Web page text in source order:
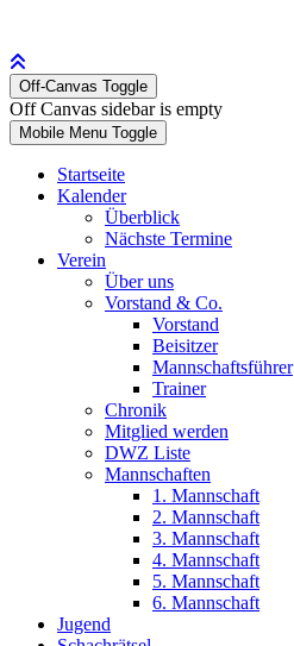
Off-Canvas Toggle
Off Canvas sidebar is empty
Mobile Menu Toggle
Startseite
Kalender
Überblick
Nächste Termine
Verein
Über uns
Vorstand & Co.
Vorstand
Beisitzer
Mannschaftsführer
Trainer
Chronik
Mitglied werden
DWZ Liste
Mannschaften
1. Mannschaft
2. Mannschaft
3. Mannschaft
4. Mannschaft
5. Mannschaft
6. Mannschaft
Jugend